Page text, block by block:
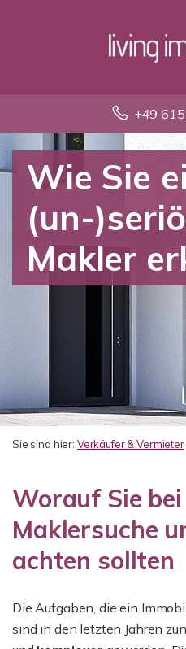
+49
Wie Sie
(un-
Makler
Sie sind hier: Verkäufer & Vermieter
Worauf Sie
Maklersuche
achten sollten
Die Aufgaben, die ein
sind in den letzten Jahren